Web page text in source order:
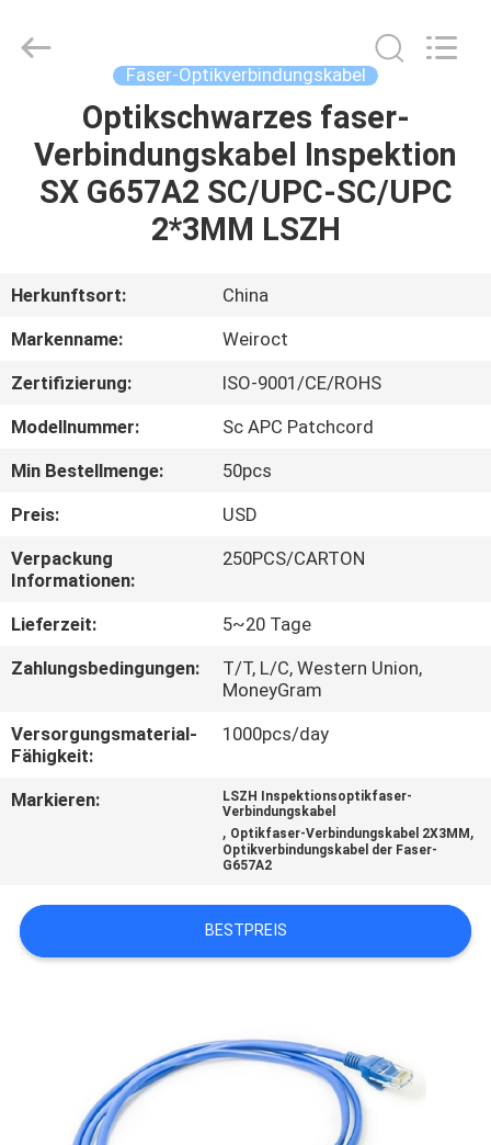
PRODUKTE
UNS
AUSFLUG
QUALITÄTSKONTROLLE
TRETEN
SIE
MIT
UNS
VERBINDUNG
NACHRICHTEN
SITEMAP
Tech.
Co.,Ltd.
Faser-Optikverbindungskabel
Optikschwarzes faser-
Verbindungskabel Inspektion
SX G657A2 SC/UPC-SC/UPC
2*3MM LSZH
Herkunftsort:
China
Markenname:
Weiroct
Zertifizierung:
ISO-9001/CE/ROHS
Modellnummer:
Sc APC Patchcord
Min Bestellmenge:
50pcs
Preis:
USD
Verpackung
Informationen:
250PCS/CARTON
Lieferzeit:
5~20 Tage
Zahlungsbedingungen:
T/T, L/C, Western Union,
MoneyGram
Versorgungsmaterial-
Fähigkeit:
1000pcs/day
Markieren:
LSZH Inspektionsoptikfaser-
Verbindungskabel
, Optikfaser-Verbindungskabel 2X3MM ,
Optikverbindungskabel der Faser-
G657A2
BESTPREIS